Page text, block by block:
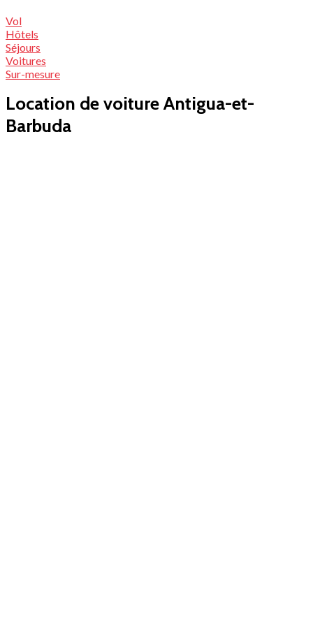
Vol
Hôtels
Séjours
Voitures
Sur-mesure
Location de voiture Antigua-et-
Barbuda